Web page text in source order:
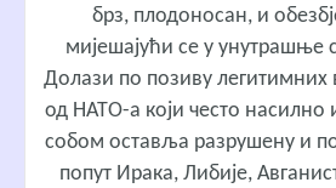
брз, плодоносан, и
мијешајући се у унутрашње
Долази по позиву легитимних
од НАТО-а који често насилно
собом оставља разрушену и
попут Ирака, Либије,